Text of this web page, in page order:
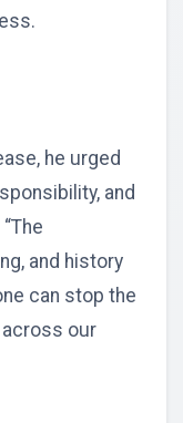
he urged
and
and history
can stop the
across our